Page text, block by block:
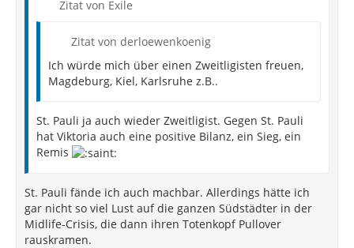
Zitat von Exile
Zitat von derloewenkoenig
Ich würde mich über einen Zweitligisten freuen,
Magdeburg, Kiel, Karlsruhe z.B..
St. Pauli ja auch wieder Zweitligist. Gegen St. Pauli
hat Viktoria auch eine positive Bilanz, ein Sieg, ein
Remis
St. Pauli fände ich auch machbar. Allerdings hätte ich
gar nicht so viel Lust auf die ganzen Südstädter in der
Midlife-Crisis, die dann ihren Totenkopf Pullover
rauskramen.